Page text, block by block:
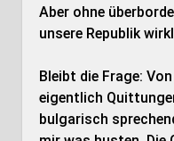
Aber ohne
unsere Republik
Bleibt die Frage:
eigentlich
bulgarisch